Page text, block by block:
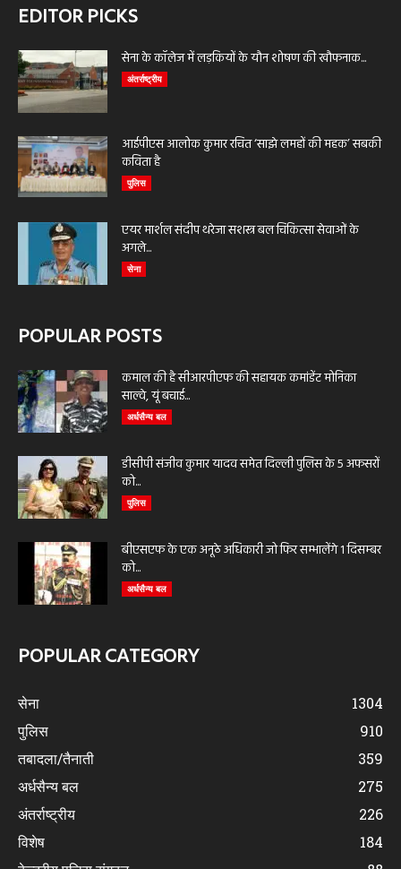
EDITOR PICKS
सेना के कॉलेज में लड़कियों के यौन शोषण की खौफनाक...
अंतर्राष्ट्रीय
आईपीएस आलोक कुमार रचित ‘साझे लमहों की महक’ सबकी
कविता है
पुलिस
एयर मार्शल संदीप थरेजा सशस्त्र बल चिकित्सा सेवाओं के
अगले...
सेना
POPULAR POSTS
कमाल की है सीआरपीएफ की सहायक कमांडेंट मोनिका
साल्वे, यूं बचाई...
अर्धसैन्य बल
डीसीपी संजीव कुमार यादव समेत दिल्ली पुलिस के 5 अफसरों
को...
पुलिस
बीएसएफ के एक अनूठे अधिकारी जो फिर सम्भालेंगे 1 दिसम्बर
को...
अर्धसैन्य बल
POPULAR CATEGORY
सेना
1304
पुलिस
910
तबादला/तैनाती
359
अर्धसैन्य बल
275
अंतर्राष्ट्रीय
226
विशेष
184